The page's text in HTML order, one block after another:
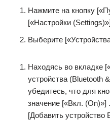
Нажмите на кнопку
[«Настройки
Выберите
Находясь во вкладке
устройства (Bluetooth
убедитесь, что для
значение [«Вкл. (On)»]
[Добавить устройство